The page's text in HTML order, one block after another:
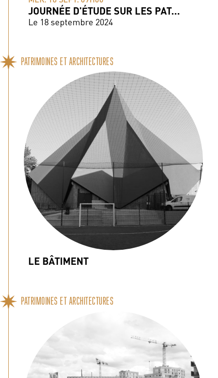
JOURNÉE D'ÉTUDE SUR LES PAT...
Le 18 septembre 2024
PATRIMOINES ET ARCHITECTURES
LE BÂTIMENT
PATRIMOINES ET ARCHITECTURES